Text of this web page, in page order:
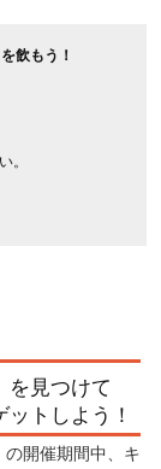
飲もう！
。
を見つけて
トしよう！
開催期間中、キ